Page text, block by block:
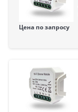
Цена по запросу